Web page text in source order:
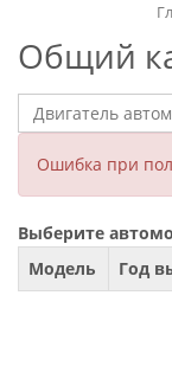
Общий
Ошибка при
Выберите
Модель
Год